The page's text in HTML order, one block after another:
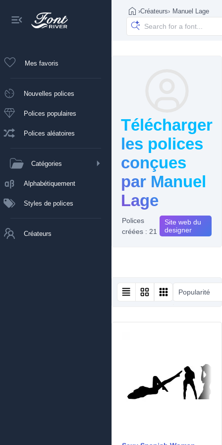
Mes favoris
Nouvelles polices
Polices populaires
Polices aléatoires
Catégories
Alphabétiquement
Styles de polices
Créateurs
›Créateurs› Manuel Lage
Télécharger
les polices
conçues
par Manuel
Lage
Polices
créées : 21
Site web du
designer
Popularité